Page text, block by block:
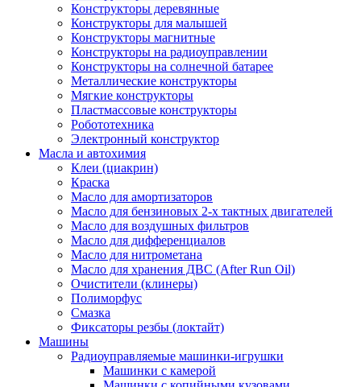
Конструкторы деревянные
Конструкторы для малышей
Конструкторы магнитные
Конструкторы на радиоуправлении
Конструкторы на солнечной батарее
Металлические конструкторы
Мягкие конструкторы
Пластмассовые конструкторы
Робототехника
Электронный конструктор
Масла и автохимия
Клеи (циакрин)
Краска
Масло для амортизаторов
Масло для бензиновых 2-х тактных двигателей
Масло для воздушных фильтров
Масло для дифференциалов
Масло для нитрометана
Масло для хранения ДВС (After Run Oil)
Очистители (клинеры)
Полиморфус
Смазка
Фиксаторы резбы (локтайт)
Машины
Радиоуправляемые машинки-игрушки
Машинки с камерой